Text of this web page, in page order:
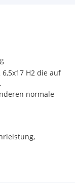
6,5x17 H2 die auf
normale